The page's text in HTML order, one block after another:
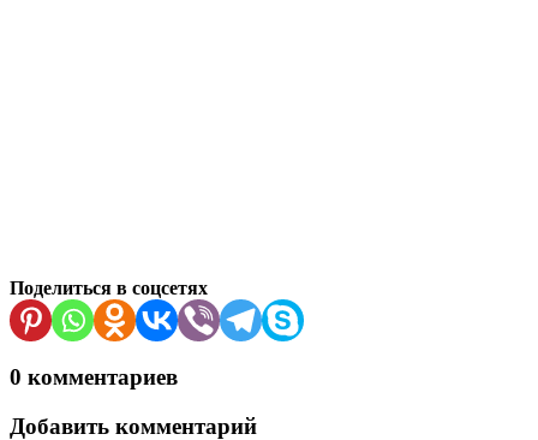
Поделиться в соцсетях
0 комментариев
Добавить комментарий